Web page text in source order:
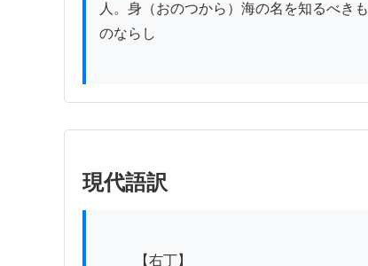
人。身（おのつから）海の名を知るべきも
のならし
現代語訳